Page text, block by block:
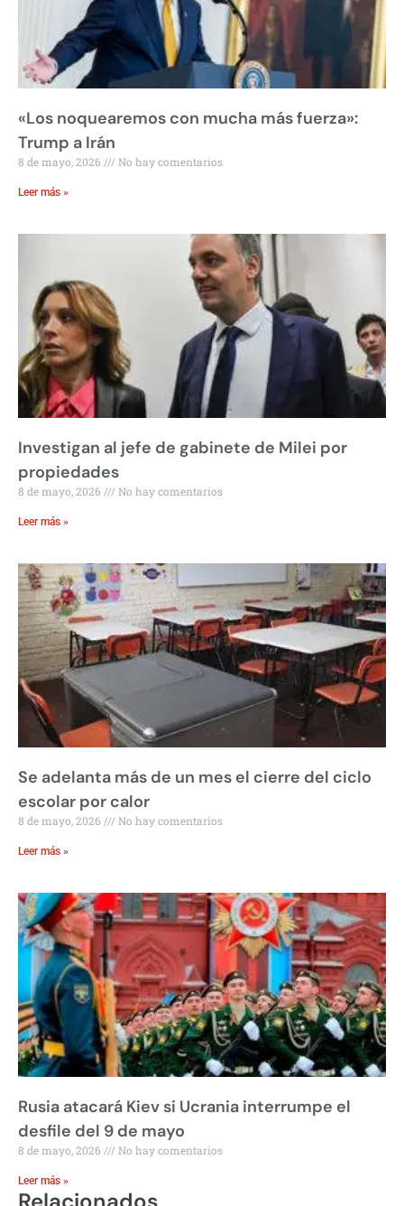
«Los noquearemos con mucha más fuerza»:
Trump a Irán
8 de mayo, 2026 No hay comentarios
Leer más »
Investigan al jefe de gabinete de Milei por
propiedades
8 de mayo, 2026 No hay comentarios
Leer más »
Se adelanta más de un mes el cierre del ciclo
escolar por calor
8 de mayo, 2026 No hay comentarios
Leer más »
Rusia atacará Kiev si Ucrania interrumpe el
desfile del 9 de mayo
8 de mayo, 2026 No hay comentarios
Leer más »